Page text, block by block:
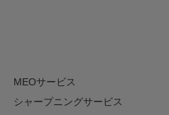
MEOサービス
シャープニングサービス